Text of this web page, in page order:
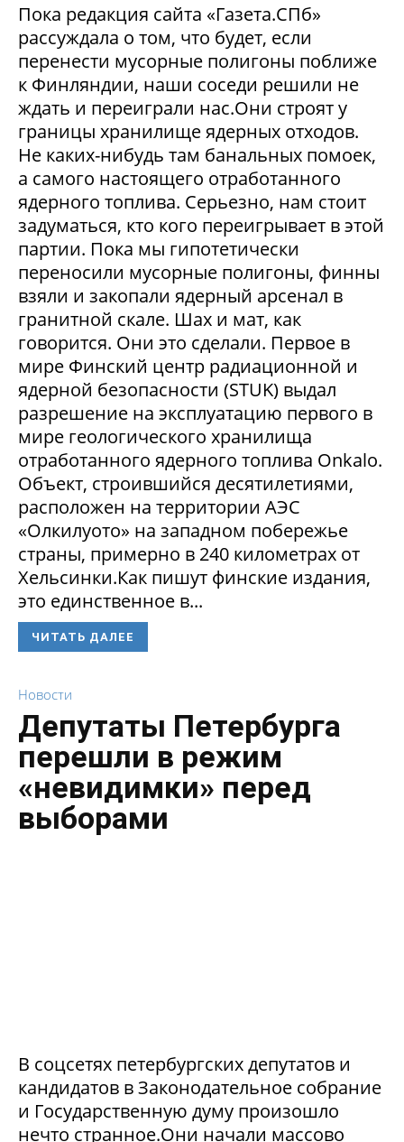
Пока редакция сайта «Газета.СПб»
рассуждала о том, что будет, если
перенести мусорные полигоны поближе
к Финляндии, наши соседи решили не
ждать и переиграли нас.Они строят у
границы хранилище ядерных отходов.
Не каких-нибудь там банальных помоек,
а самого настоящего отработанного
ядерного топлива. Серьезно, нам стоит
задуматься, кто кого переигрывает в этой
партии. Пока мы гипотетически
переносили мусорные полигоны, финны
взяли и закопали ядерный арсенал в
гранитной скале. Шах и мат, как
говорится. Они это сделали. Первое в
мире Финский центр радиационной и
ядерной безопасности (STUK) выдал
разрешение на эксплуатацию первого в
мире геологического хранилища
отработанного ядерного топлива Onkalo.
Объект, строившийся десятилетиями,
расположен на территории АЭС
«Олкилуото» на западном побережье
страны, примерно в 240 километрах от
Хельсинки.Как пишут финские издания,
это единственное в...
ЧИТАТЬ ДАЛЕЕ
Новости
Депутаты Петербурга
перешли в режим
«невидимки» перед
выборами
В соцсетях петербургских депутатов и
кандидатов в Законодательное собрание
и Государственную думу произошло
нечто странное.Они начали массово